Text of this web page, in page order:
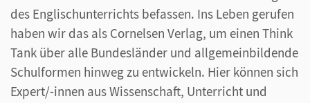
des Englischunterrichts befassen. Ins Leben gerufen
haben wir das als Cornelsen Verlag, um einen Think
Tank über alle Bundesländer und allgemeinbildende
Schulformen hinweg zu entwickeln. Hier können sich
Expert/-innen aus Wissenschaft, Unterricht und